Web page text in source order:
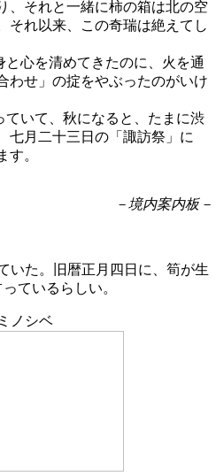
、それと一緒に柿の箱は北の空
それ以来、この奇瑞は絶えてし
心を清めてきたのに、火を通
わせ」の掟をやぶったのがいけ
いて、秋になると、たまに渋
七月二十三日の「諏訪祭」に
。
－境内案内板－
いた。旧暦正月四日に、筍が生
ているらしい。
ノシベ